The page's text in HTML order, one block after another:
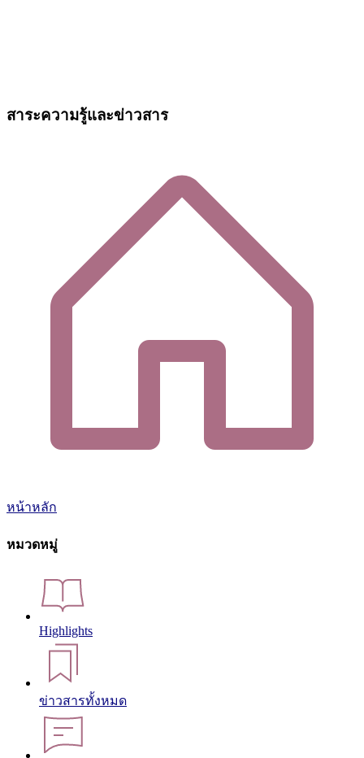
สาระความรู้และข่าวสาร
หน้าหลัก
หมวดหมู่
Highlights
ข่าวสารทั้งหมด